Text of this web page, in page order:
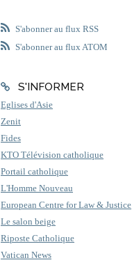
S'abonner au flux RSS
S'abonner au flux ATOM
S'INFORMER
Eglises d'Asie
Zenit
Fides
KTO Télévision catholique
Portail catholique
L'Homme Nouveau
European Centre for Law & Justice
Le salon beige
Riposte Catholique
Vatican News